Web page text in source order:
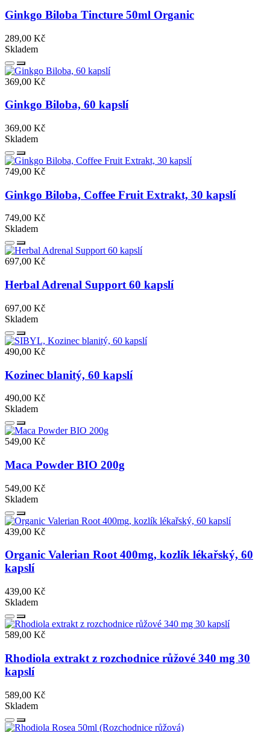
Ginkgo Biloba Tincture 50ml Organic
289,00 Kč
Skladem
369,00 Kč
Ginkgo Biloba, 60 kapslí
369,00 Kč
Skladem
749,00 Kč
Ginkgo Biloba, Coffee Fruit Extrakt, 30 kapslí
749,00 Kč
Skladem
697,00 Kč
Herbal Adrenal Support 60 kapslí
697,00 Kč
Skladem
490,00 Kč
Kozinec blanitý, 60 kapslí
490,00 Kč
Skladem
549,00 Kč
Maca Powder BIO 200g
549,00 Kč
Skladem
439,00 Kč
Organic Valerian Root 400mg, kozlík lékařský, 60
kapslí
439,00 Kč
Skladem
589,00 Kč
Rhodiola extrakt z rozchodnice růžové 340 mg 30
kapslí
589,00 Kč
Skladem